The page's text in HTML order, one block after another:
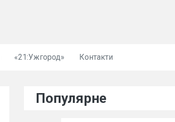
«21:Ужгород» Контакти
Популярне